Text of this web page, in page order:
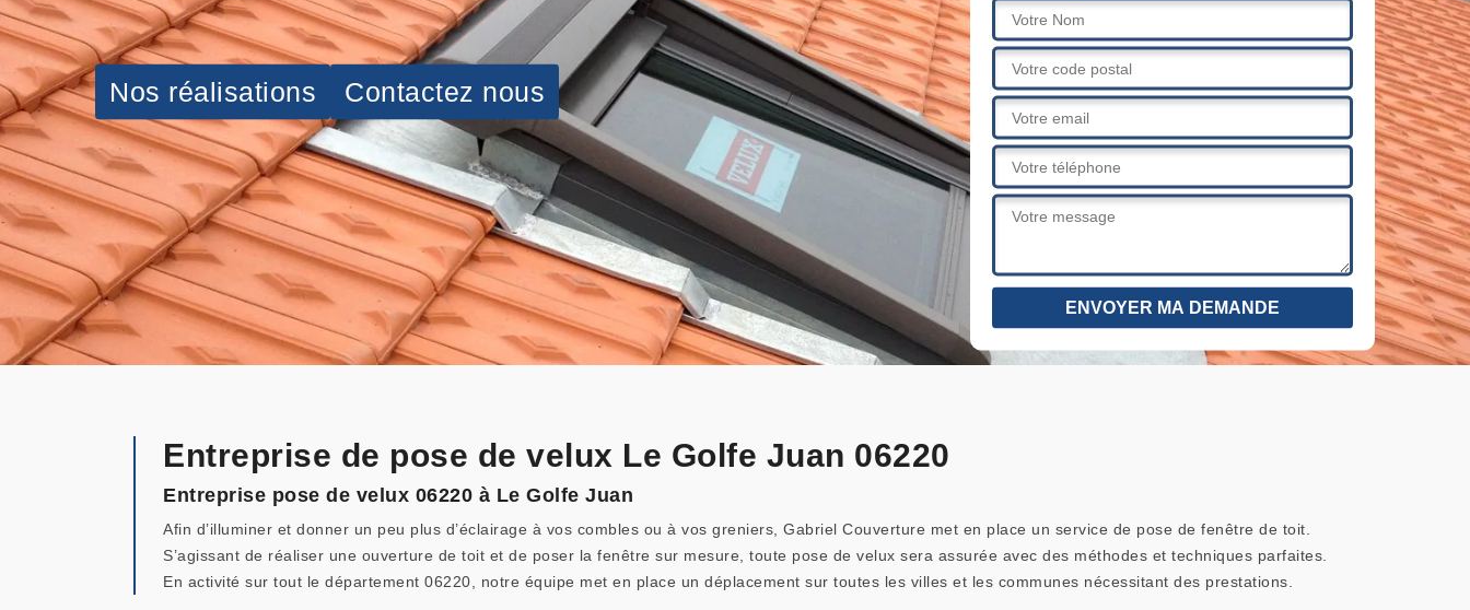
Nos réalisations Contactez nous
Entreprise de pose de velux Le Golfe Juan 06220
Entreprise pose de velux 06220 à Le Golfe Juan
Afin d’illuminer et donner un peu plus d’éclairage à vos combles ou à vos greniers, Gabriel Couverture met en place un service de pose de fenêtre de toit.
S’agissant de réaliser une ouverture de toit et de poser la fenêtre sur mesure, toute pose de velux sera assurée avec des méthodes et techniques parfaites.
En activité sur tout le département 06220, notre équipe met en place un déplacement sur toutes les villes et les communes nécessitant des prestations.